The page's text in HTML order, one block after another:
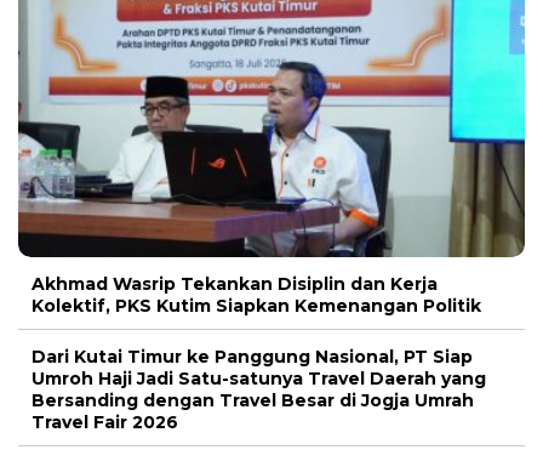
Akhmad Wasrip Tekankan Disiplin dan Kerja
Kolektif, PKS Kutim Siapkan Kemenangan Politik
Dari Kutai Timur ke Panggung Nasional, PT Siap
Umroh Haji Jadi Satu-satunya Travel Daerah yang
Bersanding dengan Travel Besar di Jogja Umrah
Travel Fair 2026